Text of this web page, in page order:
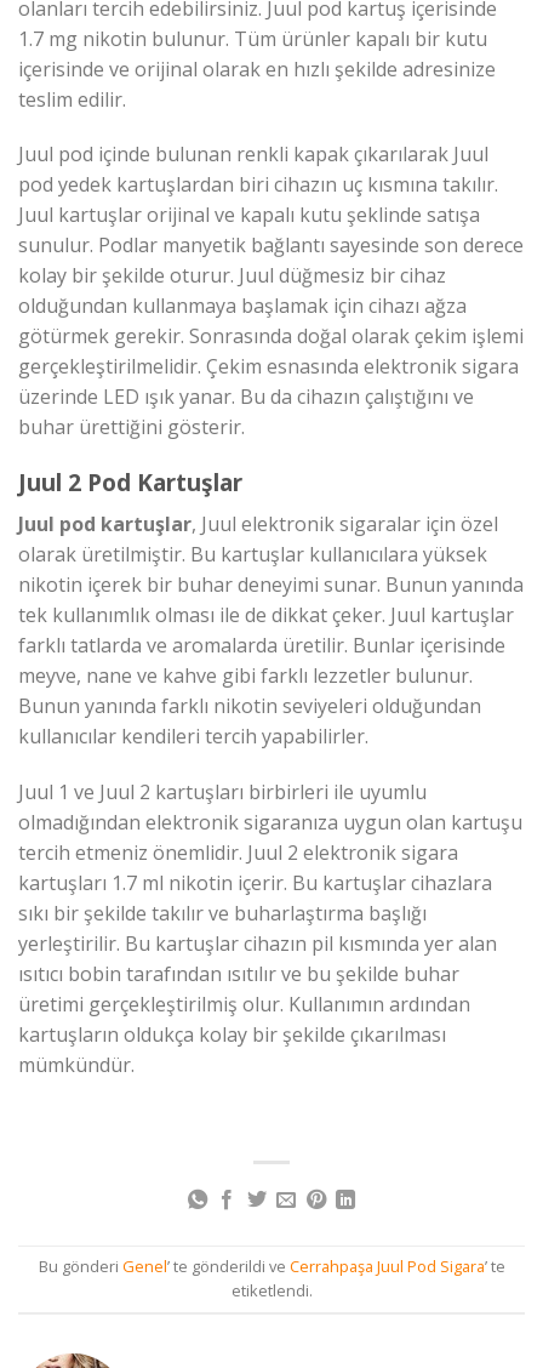
olanları tercih edebilirsiniz. Juul pod kartuş içerisinde
1.7 mg nikotin bulunur. Tüm ürünler kapalı bir kutu
içerisinde ve orijinal olarak en hızlı şekilde adresinize
teslim edilir.
Juul pod içinde bulunan renkli kapak çıkarılarak Juul
pod yedek kartuşlardan biri cihazın uç kısmına takılır.
Juul kartuşlar orijinal ve kapalı kutu şeklinde satışa
sunulur. Podlar manyetik bağlantı sayesinde son derece
kolay bir şekilde oturur. Juul düğmesiz bir cihaz
olduğundan kullanmaya başlamak için cihazı ağza
götürmek gerekir. Sonrasında doğal olarak çekim işlemi
gerçekleştirilmelidir. Çekim esnasında elektronik sigara
üzerinde LED ışık yanar. Bu da cihazın çalıştığını ve
buhar ürettiğini gösterir.
Juul 2 Pod Kartuşlar
Juul pod kartuşlar, Juul elektronik sigaralar için özel
olarak üretilmiştir. Bu kartuşlar kullanıcılara yüksek
nikotin içerek bir buhar deneyimi sunar. Bunun yanında
tek kullanımlık olması ile de dikkat çeker. Juul kartuşlar
farklı tatlarda ve aromalarda üretilir. Bunlar içerisinde
meyve, nane ve kahve gibi farklı lezzetler bulunur.
Bunun yanında farklı nikotin seviyeleri olduğundan
kullanıcılar kendileri tercih yapabilirler.
Juul 1 ve Juul 2 kartuşları birbirleri ile uyumlu
olmadığından elektronik sigaranıza uygun olan kartuşu
tercih etmeniz önemlidir. Juul 2 elektronik sigara
kartuşları 1.7 ml nikotin içerir. Bu kartuşlar cihazlara
sıkı bir şekilde takılır ve buharlaştırma başlığı
yerleştirilir. Bu kartuşlar cihazın pil kısmında yer alan
ısıtıcı bobin tarafından ısıtılır ve bu şekilde buhar
üretimi gerçekleştirilmiş olur. Kullanımın ardından
kartuşların oldukça kolay bir şekilde çıkarılması
mümkündür.
Bu gönderi Genel’ te gönderildi ve Cerrahpaşa Juul Pod Sigara’ te
etiketlendi.